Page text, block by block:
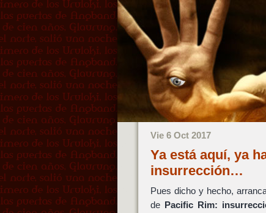
Vie 6 Oct 2017
Ya está aquí, ya
insurrección…
Pues dicho y hecho,
de Pacific Rim: